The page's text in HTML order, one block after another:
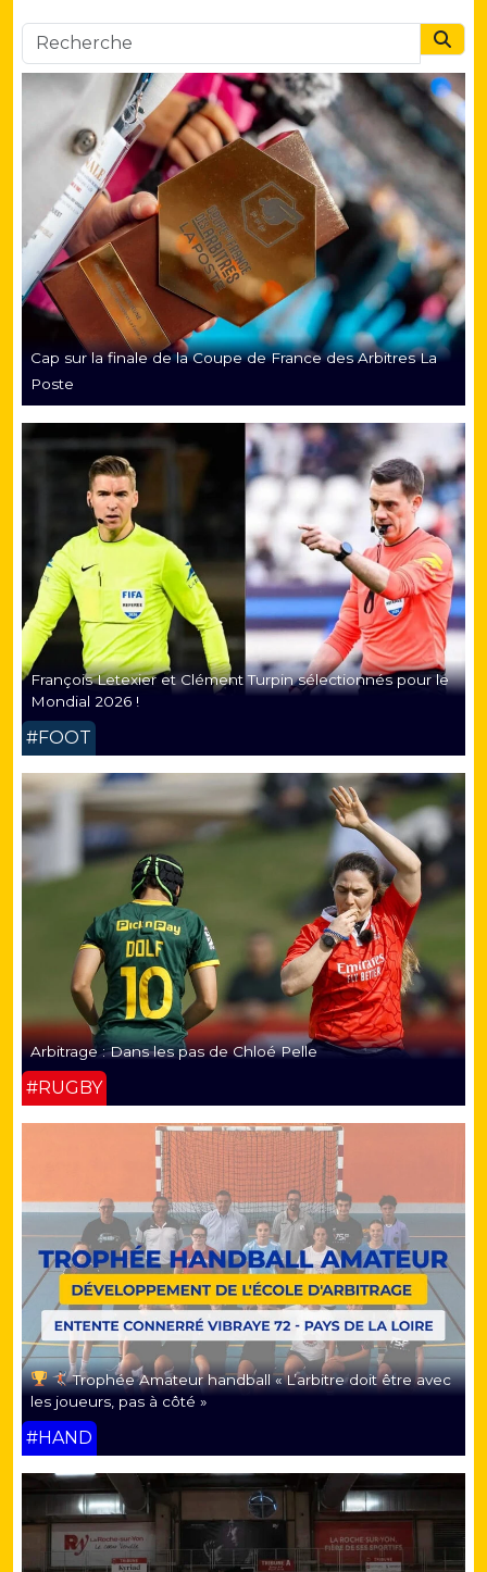
Cap sur la finale de la Coupe de France des Arbitres La
Poste
François Letexier et Clément Turpin sélectionnés pour le
Mondial 2026 !
#FOOT
Arbitrage : Dans les pas de Chloé Pelle
#RUGBY
Trophée Amateur handball « L’arbitre doit être avec
les joueurs, pas à côté »
#HAND